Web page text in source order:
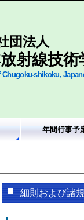
団法人
放射線技
Chugoku-shikoku,
年間行事予
細則および諸